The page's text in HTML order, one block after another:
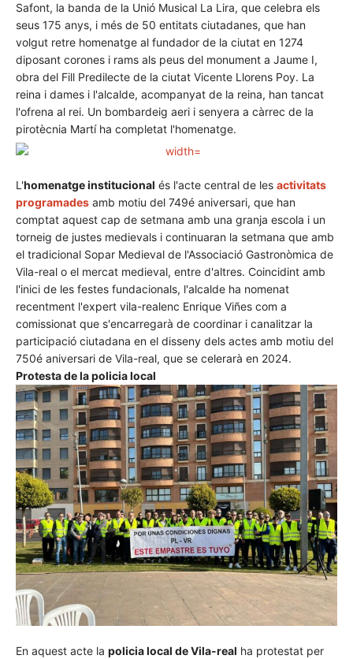
Safont, la banda de la Unió Musical La Lira, que celebra els
seus 175 anys, i més de 50 entitats ciutadanes, que han
volgut retre homenatge al fundador de la ciutat en 1274
diposant corones i rams als peus del monument a Jaume I,
obra del Fill Predilecte de la ciutat Vicente Llorens Poy. La
reina i dames i l'alcalde, acompanyat de la reina, han tancat
l'ofrena al rei. Un bombardeig aeri i senyera a càrrec de la
pirotècnia Martí ha completat l'homenatge.
L'homenatge institucional és l'acte central de les activitats
programades amb motiu del 749é aniversari, que han
comptat aquest cap de setmana amb una granja escola i un
torneig de justes medievals i continuaran la setmana que amb
el tradicional Sopar Medieval de l'Associació Gastronòmica de
Vila-real o el mercat medieval, entre d'altres. Coincidint amb
l'inici de les festes fundacionals, l'alcalde ha nomenat
recentment l'expert vila-realenc Enrique Viñes com a
comissionat que s'encarregarà de coordinar i canalitzar la
participació ciutadana en el disseny dels actes amb motiu del
750é aniversari de Vila-real, que se celerarà en 2024.
Protesta de la policia local
En aquest acte la policia local de Vila-real ha protestat per